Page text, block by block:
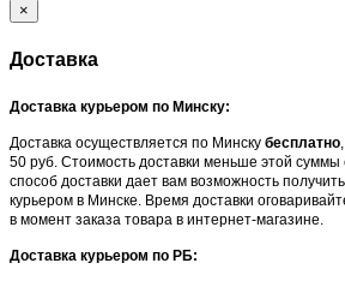
×
Доставка
Доставка курьером по Минску:
Доставка осуществляется по Минску бесплатно
50 руб. Стоимость доставки меньше этой
способ доставки дает вам возможность
курьером в Минске. Время доставки
в момент заказа товара в интернет-магазине.
Доставка курьером по РБ: